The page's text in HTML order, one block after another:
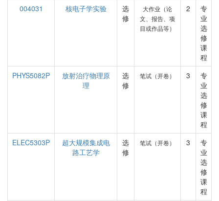
004031
核电子学实验
选
修
大作业（论
文、报告、项
目或作品等）
2
专
业
选
修
课
程
PHYS5082P
放射治疗物理原
理
选
修
笔试（开卷） 3
专
业
选
修
课
程
ELEC5303P
超大规模集成电
路工艺学
选
修
笔试（开卷） 3
专
业
选
修
课
程